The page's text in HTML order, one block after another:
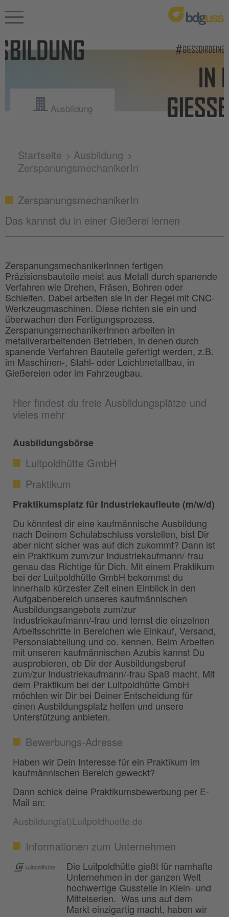
Ausbildung
Startseite
Ausbildung
ZerspanungsmechanikerIn
Hier findest du freie Ausbildungsplätze und
vieles mehr
Ausbildungsbörse
Luitpoldhütte GmbH
Praktikum
Praktikumsplatz für Industriekaufleute (m/w/d)
Du könntest dir eine kaufmännische Ausbildung
nach Deinem Schulabschluss vorstellen, bist Dir
aber nicht sicher was auf dich zukommt? Dann ist
ein Praktikum zum/zur Industriekaufmann/-frau
genau das Richtige für Dich. Mit einem Praktikum
bei der Luitpoldhütte GmbH bekommst du
innerhalb kürzester Zeit einen Einblick in den
Aufgabenbereich unseres kaufmännischen
Ausbildungsangebots zum/zur
Industriekaufmann/-frau und lernst die einzelnen
Arbeitsschritte in Bereichen wie Einkauf, Versand,
Personalabteilung und co. kennen. Beim Arbeiten
mit unseren kaufmännischen Azubis kannst Du
ausprobieren, ob Dir der Ausbildungsberuf
zum/zur Industriekaufmann/-frau Spaß macht. Mit
dem Praktikum bei der Luitpoldhütte GmbH
möchten wir Dir bei Deiner Entscheidung für
einen Ausbildungsplatz helfen und unsere
Unterstützung anbieten.
Bewerbungs-Adresse
Haben wir Dein Interesse für ein Praktikum im
kaufmännischen Bereich geweckt?
Dann schick deine Praktikumsbewerbung per E-
Mail an:
Ausbildung(at)Luitpoldhuette.de
Informationen zum Unternehmen
Die Luitpoldhütte gießt für namhafte
Unternehmen in der ganzen Welt
hochwertige Gussteile in Klein- und
Mittelserien. Was uns auf dem
Markt einzigartig macht, haben wir
ZerspanungsmechanikerIn
Das kannst du in einer Gießerei lernen
ZerspanungsmechanikerInnen fertigen
Präzisionsbauteile meist aus Metall durch spanende
Verfahren wie Drehen, Fräsen, Bohren oder
Schleifen. Dabei arbeiten sie in der Regel mit CNC-
Werkzeugmaschinen. Diese richten sie ein und
überwachen den Fertigungsprozess.
ZerspanungsmechanikerInnen arbeiten in
metallverarbeitenden Betrieben, in denen durch
spanende Verfahren Bauteile gefertigt werden, z.B.
im Maschinen-, Stahl- oder Leichtmetallbau, in
Gießereien oder im Fahrzeugbau.